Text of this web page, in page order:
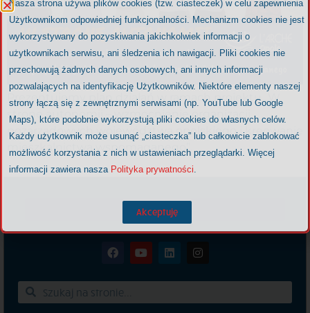
Prezentujemy plan działań w ramach projektu „W
stronę autonomii – wzmocnienie organizacji
pozarządowych województwa opolskiego i kreowanie
mieszkalnictwa wspomaganego”.
Nasza strona używa plików cookies (tzw. ciasteczek) w celu zapewnienia
Użytkownikom odpowiedniej funkcjonalności. Mechanizm cookies nie jest
wykorzystywany do pozyskiwania jakichkolwiek informacji o
użytkownikach serwisu, ani śledzenia ich nawigacji. Pliki cookies nie
przechowują żadnych danych osobowych, ani innych informacji
pozwalających na identyfikację Użytkowników. Niektóre elementy naszej
strony łączą się z zewnętrznymi serwisami (np. YouTube lub Google
Maps), które podobnie wykorzystują pliki cookies do własnych celów.
Każdy użytkownik może usunąć „ciasteczka” lub całkowicie zablokować
możliwość korzystania z nich w ustawieniach przeglądarki. Więcej
informacji zawiera nasza Polityka prywatności.
Akceptuję